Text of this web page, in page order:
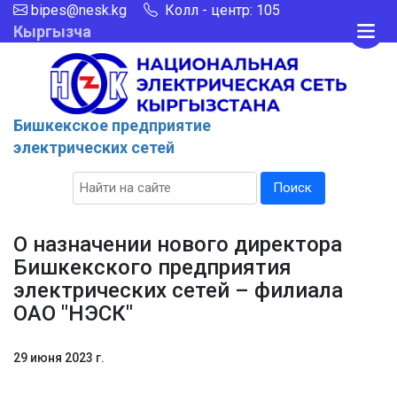
bipes@nesk.kg Колл - центр: 105
Кыргызча
Бишкекcкое предприятие
электрических сетей
Поиск
О назначении нового директора
Бишкекского предприятия
электрических сетей – филиала
ОАО "НЭСК"
29 июня 2023 г.